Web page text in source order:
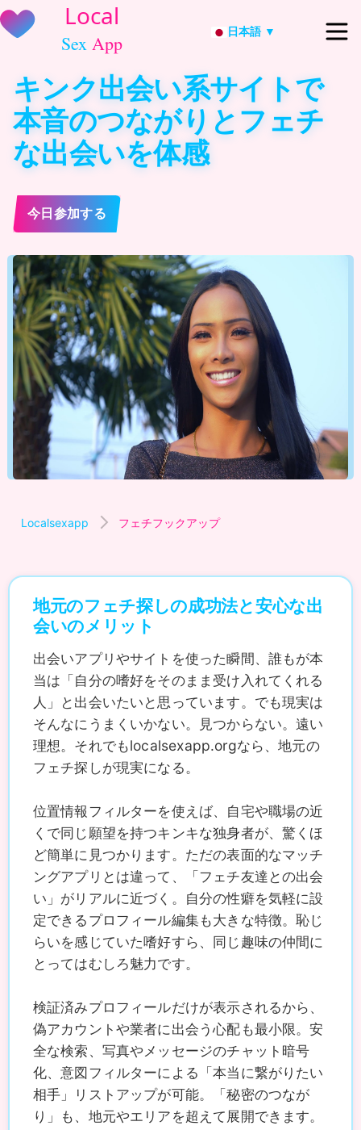
日本語 ▼
キンク出会い系サイトで
本音のつながりとフェチ
な出会いを体感
今日参加する
Localsexapp フェチフックアップ
地元のフェチ探しの成功法と安心な出
会いのメリット
出会いアプリやサイトを使った瞬間、誰もが本
当は「自分の嗜好をそのまま受け入れてくれる
人」と出会いたいと思っています。でも現実は
そんなにうまくいかない。見つからない。遠い
理想。それでもlocalsexapp.orgなら、地元の
フェチ探しが現実になる。
位置情報フィルターを使えば、自宅や職場の近
くで同じ願望を持つキンキな独身者が、驚くほ
ど簡単に見つかります。ただの表面的なマッチ
ングアプリとは違って、「フェチ友達との出会
い」がリアルに近づく。自分の性癖を気軽に設
定できるプロフィール編集も大きな特徴。恥じ
らいを感じていた嗜好すら、同じ趣味の仲間に
とってはむしろ魅力です。
検証済みプロフィールだけが表示されるから、
偽アカウントや業者に出会う心配も最小限。安
全な検索、写真やメッセージのチャット暗号
化、意図フィルターによる「本当に繋がりたい
相手」リストアップが可能。「秘密のつなが
り」も、地元やエリアを超えて展開できます。